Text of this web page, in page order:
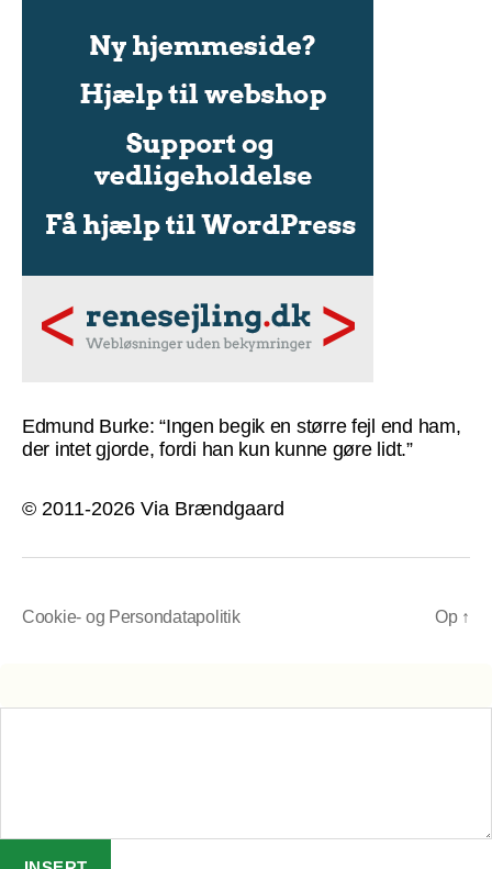
Edmund Burke: “Ingen begik en større fejl end ham,
der intet gjorde, fordi han kun kunne gøre lidt.”
© 2011-2026 Via Brændgaard
Cookie- og Persondatapolitik Op ↑